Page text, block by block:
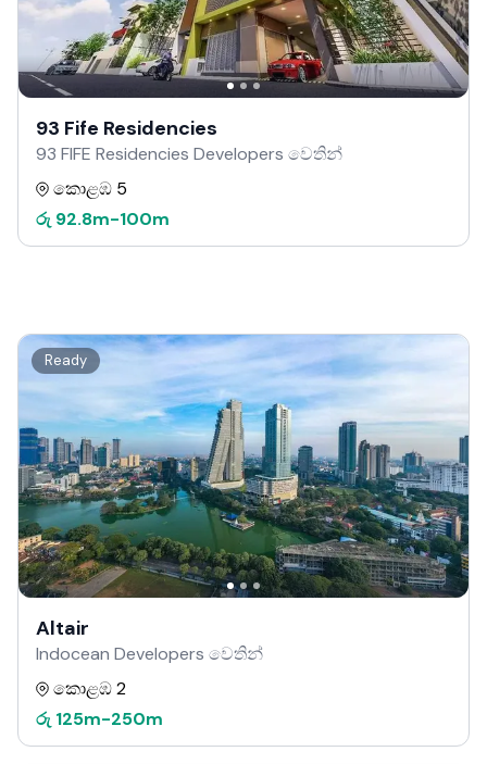
93 Fife Residencies
93 FIFE Residencies Developers වෙතින්
කොළඹ 5
රු 92.8m-100m
Ready
Altair
Indocean Developers වෙතින්
කොළඹ 2
රු 125m-250m